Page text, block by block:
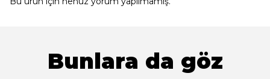
Bunlara da göz